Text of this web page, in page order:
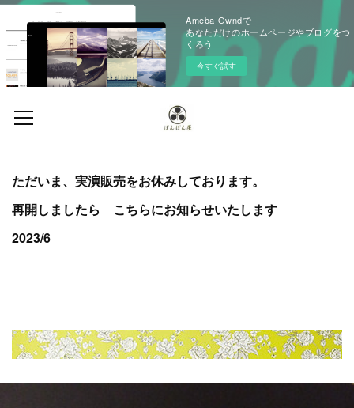
Ameba Owndで
あなただけのホームページやブログをつ
くろう
今すぐ試す
ただいま、実演販売をお休みしております。
再開しましたら こちらにお知らせいたします
2023/6